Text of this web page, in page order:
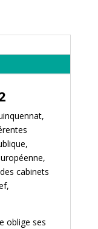
cabinets
oblige ses